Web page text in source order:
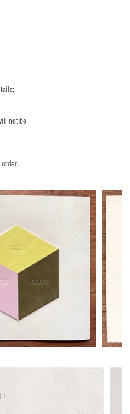
not be